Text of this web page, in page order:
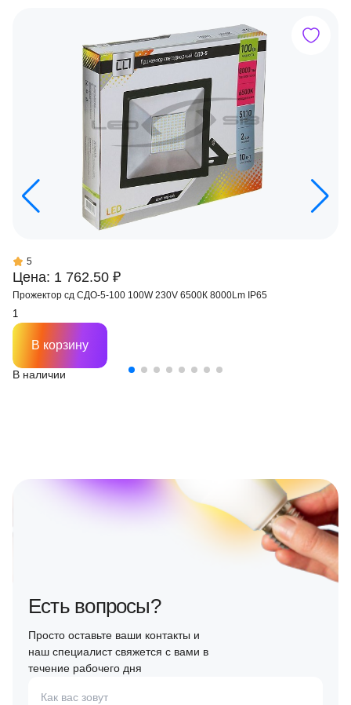
Цена: 1 762.50 ₽
5
Прожектор сд СДО-5-100 100W 230V 6500К 8000Lm IP65
В наличии
В корзину
Есть вопросы?
Просто оставьте ваши контакты и
наш специалист свяжется с вами в
течение рабочего дня
Как вас зовут